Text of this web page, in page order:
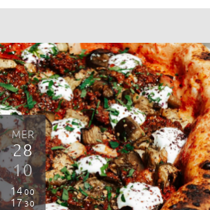
MER
28
10
1400
1730